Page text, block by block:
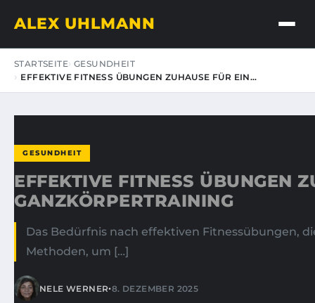
ALEX UHLMANN
STARTSEITE GESUNDHEIT
EFFEKTIVE FITNESS ÜBUNGEN ZUHAUSE FÜR EIN…
GESUNDHEIT
EFFEKTIVE FITNESS ÜBUNGEN
GANZKÖRPERTRAINING
Das Bedürfnis nach effektiven Fitnessübungen,
Methoden, um […]
NELE WERNER•8. DEZEMBER 2025